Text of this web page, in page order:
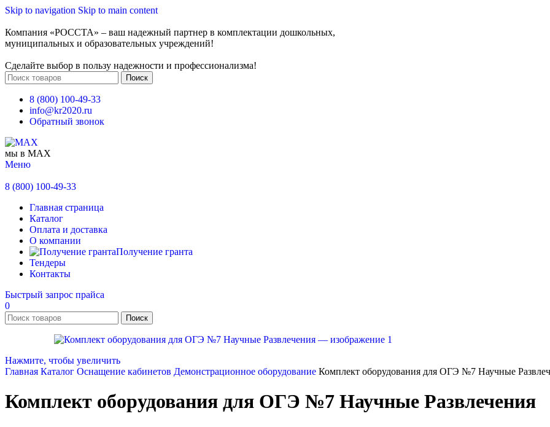
Skip to navigation Skip to main content
Компания «РОССТА» – ваш надежный партнер в комплектации дошкольных,
муниципальных и образовательных учреждений!
Сделайте выбор в пользу надежности и профессионализма!
Поиск
8 (800) 100-49-33
info@kr2020.ru
Обратный звонок
мы в MAX
Меню
8 (800) 100-49-33
Главная страница
Каталог
Оплата и доставка
О компании
Получение гранта
Тендеры
Контакты
Быстрый запрос прайса
0
Поиск
Нажмите, чтобы увеличить
Главная Каталог Оснащение кабинетов Демонстрационное оборудование Комплект оборудования для ОГЭ №7 Научные
Комплект оборудования для ОГЭ №7 Научные Развлечения